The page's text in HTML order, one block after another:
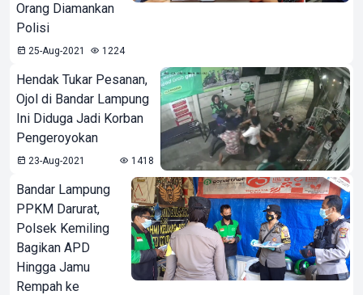
Orang Diamankan
Polisi
25-Aug-2021 1224
Hendak Tukar Pesanan,
Ojol di Bandar Lampung
Ini Diduga Jadi Korban
Pengeroyokan
23-Aug-2021 1418
Bandar Lampung
PPKM Darurat,
Polsek Kemiling
Bagikan APD
Hingga Jamu
Rempah ke